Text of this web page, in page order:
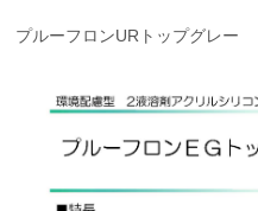
プルーフロンURトップグレー